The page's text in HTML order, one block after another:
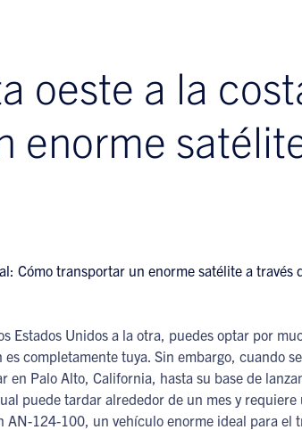
oeste a la
enorme
Estados Unidos a la otra, puedes optar por
completamente tuya. Sin embargo, cuando
en Palo Alto, California, hasta su base de
puede tardar alrededor de un mes y
124-100, un vehículo enorme ideal para el